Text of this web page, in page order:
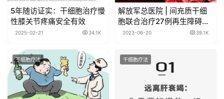
5年随访证实：干细胞治疗慢
性膝关节疼痛安全有效
2025-02-21 34.1K
解放军总医院 | 间充质干细
胞联合治疗27例再生障碍贫
血全部植入成功
2023-06-20 39.1K
干细胞疗法 干细胞疗法